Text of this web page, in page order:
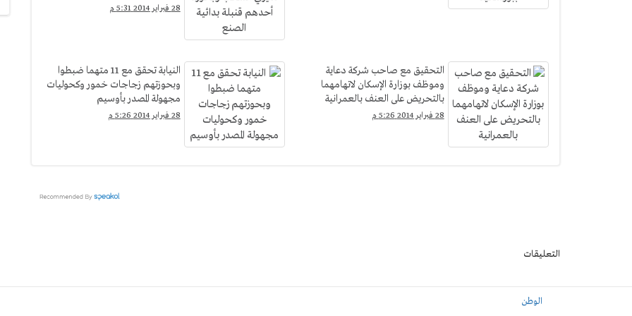
28 فبراير 2014 5:31 م
التحقيق مع صاحب شركة دعاية
وموظف بوزارة الإسكان لاتهامهما
بالتحريض على العنف بالعمرانية
28 فبراير 2014 5:26 م
النيابة تحقق مع 11 متهما ضبطوا
وبحوزتهم زجاجات خمور وكحوليات
مجهولة المصدر بأوسيم
28 فبراير 2014 5:26 م
التعليقات
الوطن